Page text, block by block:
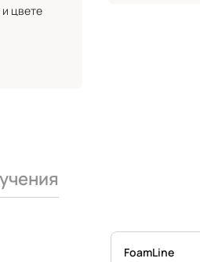
цвете
FoamLine